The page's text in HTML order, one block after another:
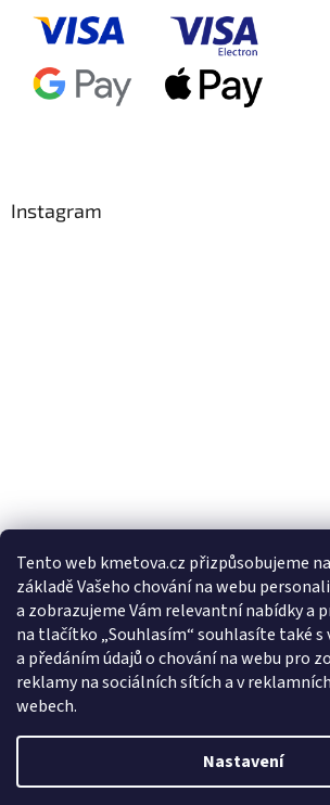
Tento web kmetova.cz přizpůsobujeme
základě Vašeho chování na webu
a zobrazujeme Vám relevantní nabídky a
na tlačítko „Souhlasím“ souhlasíte také s
a předáním údajů o chování na webu pro
reklamy na sociálních sítích a v
webech.
Nastavení
Instagram
Sledovat na Instagramu
Facebooková stránka
Vytvořil Shoptet